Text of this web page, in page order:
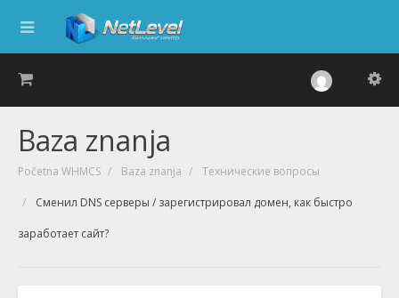
Baza znanja
Početna WHMCS Baza znanja Технические вопросы
Сменил DNS серверы / зарегистрировал домен, как быстро
заработает сайт?